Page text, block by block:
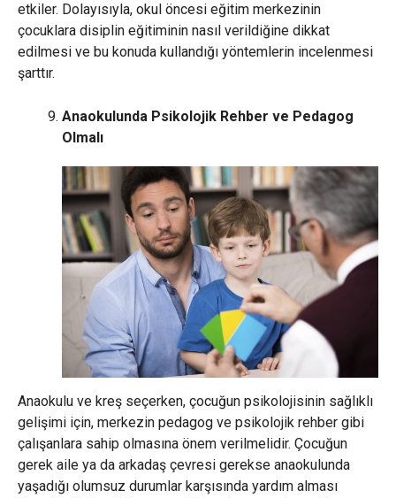
etkiler. Dolayısıyla, okul öncesi eğitim merkezinin
çocuklara disiplin eğitiminin nasıl verildiğine dikkat
edilmesi ve bu konuda kullandığı yöntemlerin incelenmesi
şarttır.
Anaokulunda Psikolojik Rehber ve Pedagog
Olmalı
Anaokulu ve kreş seçerken, çocuğun psikolojisinin sağlıklı
gelişimi için, merkezin pedagog ve psikolojik rehber gibi
çalışanlara sahip olmasına önem verilmelidir. Çocuğun
gerek aile ya da arkadaş çevresi gerekse anaokulunda
yaşadığı olumsuz durumlar karşısında yardım alması